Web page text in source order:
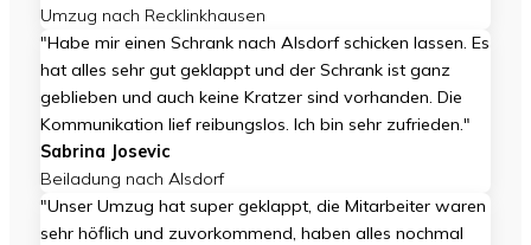
Umzug nach Recklinkhausen
"Habe mir einen Schrank nach Alsdorf schicken lassen. Es
hat alles sehr gut geklappt und der Schrank ist ganz
geblieben und auch keine Kratzer sind vorhanden. Die
Kommunikation lief reibungslos. Ich bin sehr zufrieden."
Sabrina Josevic
Beiladung nach Alsdorf
"Unser Umzug hat super geklappt, die Mitarbeiter waren
sehr höflich und zuvorkommend, haben alles nochmal